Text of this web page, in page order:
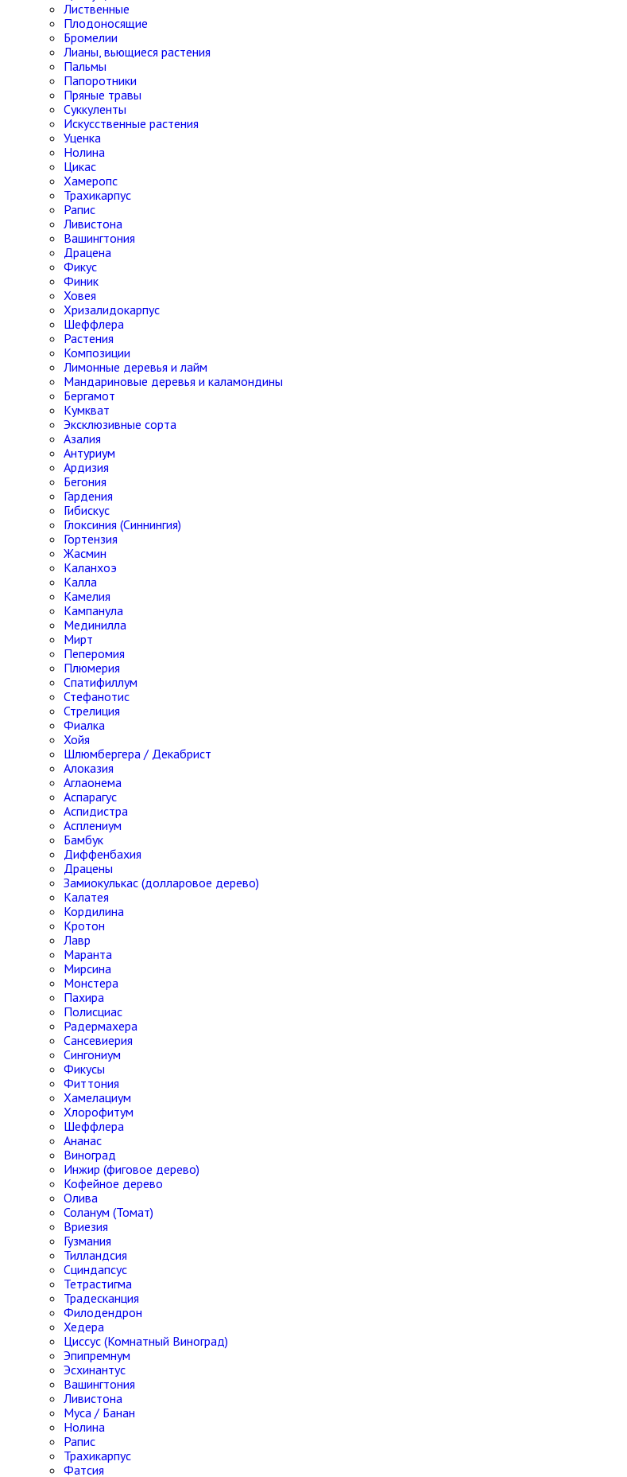
Лиственные
Плодоносящие
Бромелии
Лианы, вьющиеся растения
Пальмы
Папоротники
Пряные травы
Суккуленты
Искусственные растения
Уценка
Нолина
Цикас
Хамеропс
Трахикарпус
Рапис
Ливистона
Вашингтония
Драцена
Фикус
Финик
Ховея
Хризалидокарпус
Шеффлера
Растения
Композиции
Лимонные деревья и лайм
Мандариновые деревья и каламондины
Бергамот
Кумкват
Эксклюзивные сорта
Азалия
Антуриум
Ардизия
Бегония
Гардения
Гибискус
Глоксиния (Синнингия)
Гортензия
Жасмин
Каланхоэ
Калла
Камелия
Кампанула
Мединилла
Мирт
Пеперомия
Плюмерия
Спатифиллум
Стефанотис
Стрелиция
Фиалка
Хойя
Шлюмбергера / Декабрист
Алоказия
Аглаонема
Аспарагус
Аспидистра
Асплениум
Бамбук
Диффенбахия
Драцены
Замиокулькас (долларовое дерево)
Калатея
Кордилина
Кротон
Лавр
Маранта
Мирсина
Монстера
Пахира
Полисциас
Радермахера
Сансевиерия
Сингониум
Фикусы
Фиттония
Хамелациум
Хлорофитум
Шеффлера
Ананас
Виноград
Инжир (фиговое дерево)
Кофейное дерево
Олива
Соланум (Томат)
Вриезия
Гузмания
Тилландсия
Сциндапсус
Тетрастигма
Традесканция
Филодендрон
Хедера
Циссус (Комнатный Виноград)
Эпипремнум
Эсхинантус
Вашингтония
Ливистона
Муса / Банан
Нолина
Рапис
Трахикарпус
Фатсия